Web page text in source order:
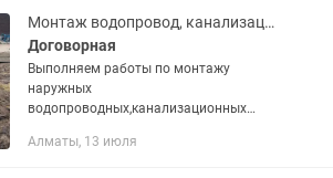
Монтаж водопровод, канализации,врезка
Договорная
Выполняем работы по монтажу
наружных
водопроводных,канализационных
качественно.Пожем
Алматы, 13 июля